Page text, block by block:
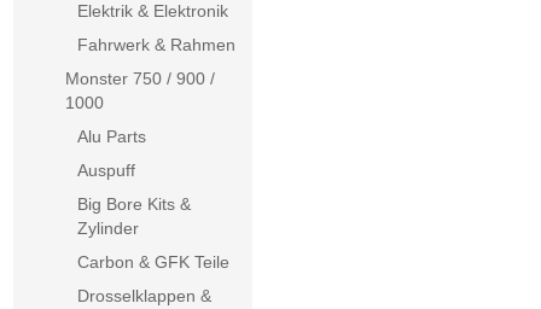
Elektrik & Elektronik
Fahrwerk & Rahmen
Monster 750 / 900 /
1000
Alu Parts
Auspuff
Big Bore Kits &
Zylinder
Carbon & GFK Teile
Drosselklappen &